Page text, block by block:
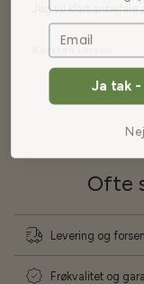
Jeg vil klart
Ofte
Levering og
Frøkvalitet og
Ja tak